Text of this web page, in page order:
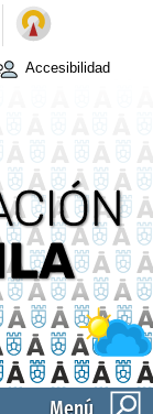
Accesibilidad
Menú